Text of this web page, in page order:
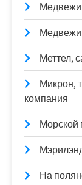
Меттел,
Микрон,
компания
Морской
На